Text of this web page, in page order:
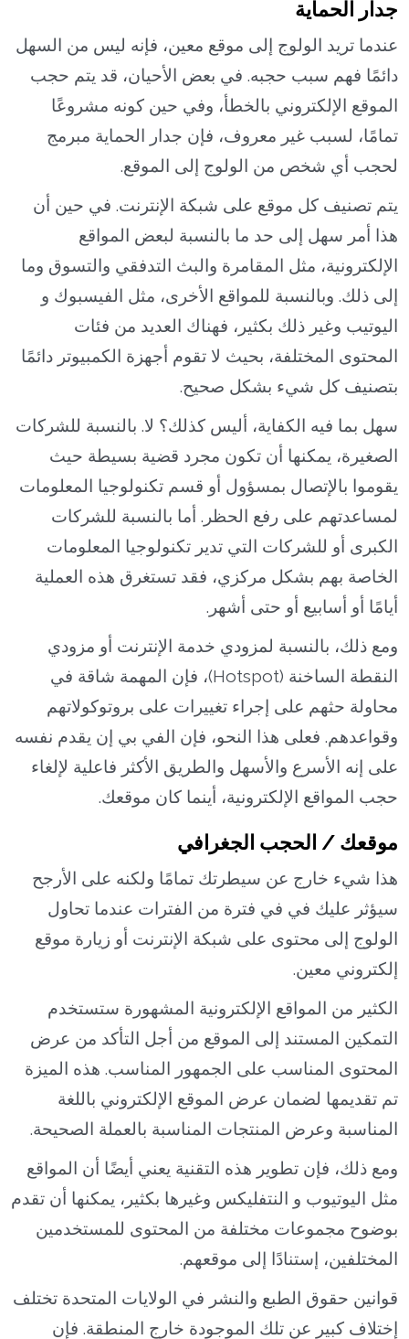
جدار الحماية
عندما تريد الولوج إلى موقع معين، فإنه ليس من السهل
دائمًا فهم سبب حجبه. في بعض الأحيان، قد يتم حجب
الموقع الإلكتروني بالخطأ، وفي حين كونه مشروعًا
تمامًا، لسبب غير معروف، فإن جدار الحماية مبرمج
لحجب أي شخص من الولوج إلى الموقع.
يتم تصنيف كل موقع على شبكة الإنترنت. في حين أن
هذا أمر سهل إلى حد ما بالنسبة لبعض المواقع
الإلكترونية، مثل المقامرة والبث التدفقي والتسوق وما
إلى ذلك. وبالنسبة للمواقع الأخرى، مثل الفيسبوك و
اليوتيب وغير ذلك بكثير، فهناك العديد من فئات
المحتوى المختلفة، بحيث لا تقوم أجهزة الكمبيوتر دائمًا
بتصنيف كل شيء بشكل صحيح.
سهل بما فيه الكفاية، أليس كذلك؟ لا. بالنسبة للشركات
الصغيرة، يمكنها أن تكون مجرد قضية بسيطة حيث
يقوموا بالإتصال بمسؤول أو قسم تكنولوجيا المعلومات
لمساعدتهم على رفع الحظر. أما بالنسبة للشركات
الكبرى أو للشركات التي تدير تكنولوجيا المعلومات
الخاصة بهم بشكل مركزي، فقد تستغرق هذه العملية
أيامًا أو أسابيع أو حتى أشهر.
ومع ذلك، بالنسبة لمزودي خدمة الإنترنت أو مزودي
النقطة الساخنة (Hotspot)، فإن المهمة شاقة في
محاولة حثهم على إجراء تغييرات على بروتوكولاتهم
وقواعدهم. فعلى هذا النحو، فإن الفي بي إن يقدم نفسه
على إنه الأسرع والأسهل والطريق الأكثر فاعلية لإلغاء
حجب المواقع الإلكترونية، أينما كان موقعك.
موقعك / الحجب الجغرافي
هذا شيء خارج عن سيطرتك تمامًا ولكنه على الأرجح
سيؤثر عليك في في فترة من الفترات عندما تحاول
الولوج إلى محتوى على شبكة الإنترنت أو زيارة موقع
إلكتروني معين.
الكثير من المواقع الإلكترونية المشهورة ستستخدم
التمكين المستند إلى الموقع من أجل التأكد من عرض
المحتوى المناسب على الجمهور المناسب. هذه الميزة
تم تقديمها لضمان عرض الموقع الإلكتروني باللغة
المناسبة وعرض المنتجات المناسبة بالعملة الصحيحة.
ومع ذلك، فإن تطوير هذه التقنية يعني أيضًا أن المواقع
مثل اليوتيوب و النتفليكس وغيرها بكثير، يمكنها أن تقدم
بوضوح مجموعات مختلفة من المحتوى للمستخدمين
المختلفين، إستنادًا إلى موقعهم.
قوانين حقوق الطبع والنشر في الولايات المتحدة تختلف
إختلاف كبير عن تلك الموجودة خارج المنطقة. فإن